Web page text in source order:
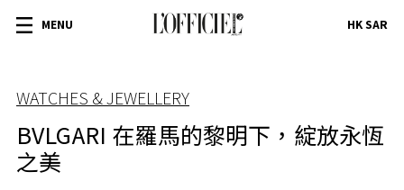
MENU HK SAR
WATCHES & JEWELLERY
BVLGARI 在羅馬的黎明下，綻放永恆
之美